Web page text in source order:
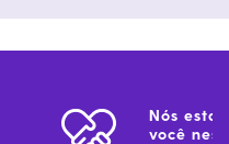
Nós
você